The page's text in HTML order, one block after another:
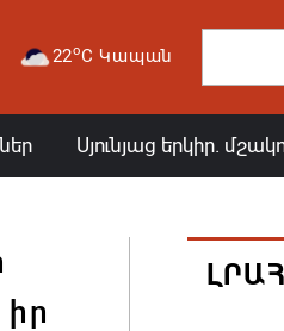
22oC Կապան
Սյունյաց երկիր.